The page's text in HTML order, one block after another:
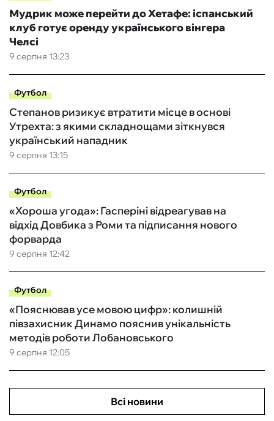
9 серпня 13:23
Мудрик може перейти до Хетафе: іспанський
клуб готує оренду українського вінгера
Челсі
Футбол
9 серпня 13:15
Степанов ризикує втратити місце в основі
Утрехта: з якими складнощами зіткнувся
український нападник
Футбол
9 серпня 12:42
«Хороша угода»: Гасперіні відреагував на
відхід Довбика з Роми та підписання нового
форварда
Футбол
9 серпня 12:05
«Пояснював усе мовою цифр»: колишній
півзахисник Динамо пояснив унікальність
методів роботи Лобановського
Всі новини